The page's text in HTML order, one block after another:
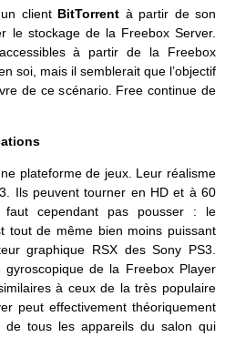
client BitTorrent à partir de son
le stockage de la Freebox Server.
à partir de la Freebox
soi, mais il semblerait que l’objectif
de ce scénario. Free continue de
plateforme de jeux. Leur réalisme
Ils peuvent tourner en HD et à 60
cependant pas pousser : le
tout de même bien moins puissant
graphique RSX des Sony PS3.
gyroscopique de la Freebox Player
à ceux de la très populaire
peut effectivement théoriquement
de tous les appareils du salon qui